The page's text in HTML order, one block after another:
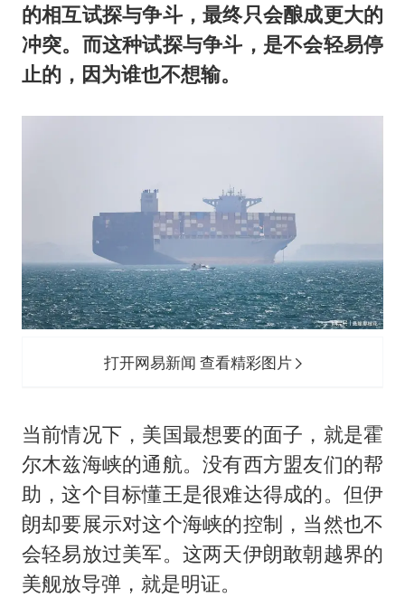
的相互试探与争斗，最终只会酿成更大的
冲突。而这种试探与争斗，是不会轻易停
止的，因为谁也不想输。
打开网易新闻 查看精彩图片
当前情况下，美国最想要的面子，就是霍
尔木兹海峡的通航。没有西方盟友们的帮
助，这个目标懂王是很难达得成的。但伊
朗却要展示对这个海峡的控制，当然也不
会轻易放过美军。这两天伊朗敢朝越界的
美舰放导弹，就是明证。